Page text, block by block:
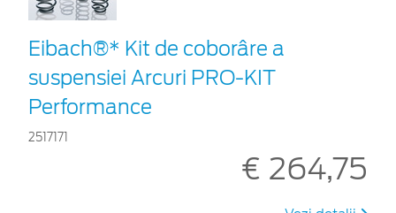
Eibach®* Kit de coborâre a
suspensiei Arcuri PRO-KIT
Performance
2517171
€ 264,75